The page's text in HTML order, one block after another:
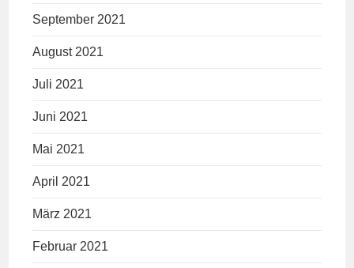
September 2021
August 2021
Juli 2021
Juni 2021
Mai 2021
April 2021
März 2021
Februar 2021